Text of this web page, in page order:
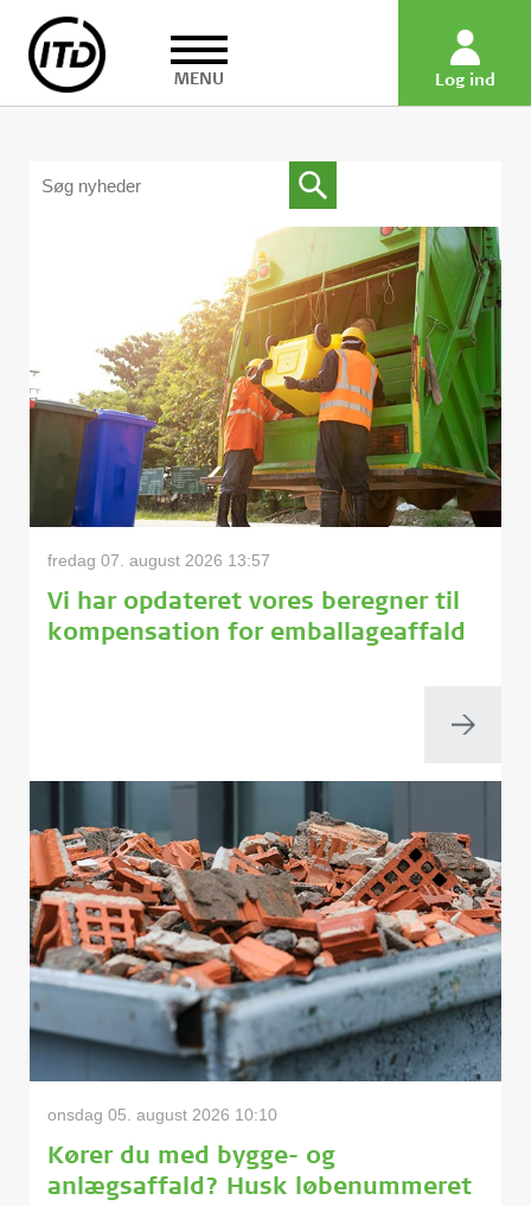
MENU Log ind
fredag 07. august 2026 13:57
Vi har opdateret vores beregner til
kompensation for emballageaffald
onsdag 05. august 2026 10:10
Kører du med bygge- og
anlægsaffald? Husk løbenummeret